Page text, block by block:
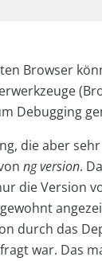
Browser
Debugging
die aber
ng version.
die Version
durch das
war. Das